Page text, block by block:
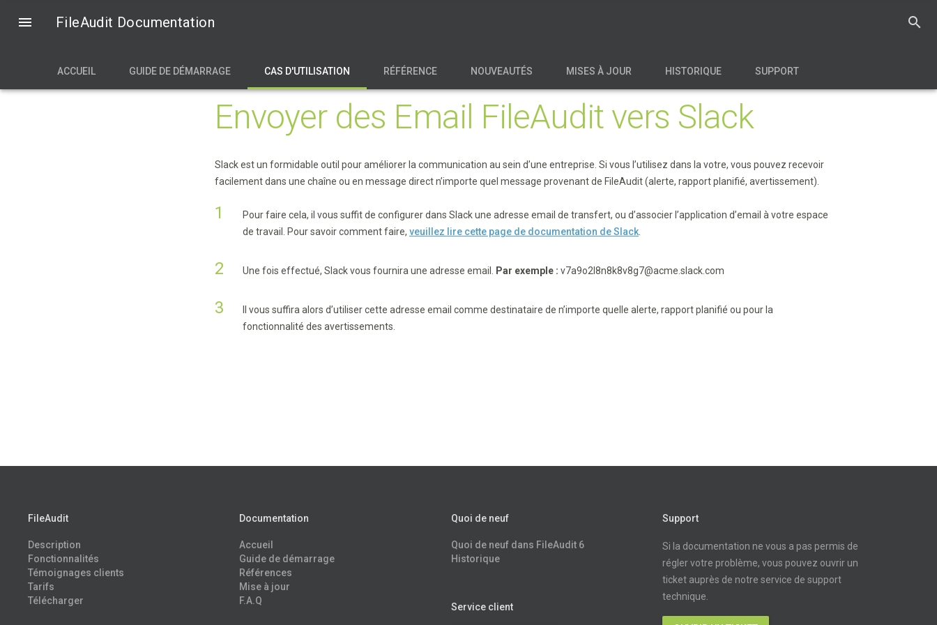
search
FileAudit Documentation
ACCUEIL GUIDE DE DÉMARRAGE CAS D'UTILISATION RÉFÉRENCE NOUVEAUTÉS MISES À JOUR HISTORIQUE SUPPORT
TÉLÉCHARGER

Envoyer des Email FileAudit vers Slack
Slack est un formidable outil pour améliorer la communication au sein d’une entreprise. Si vous l’utilisez dans la votre, vous pouvez recevoir
facilement dans une chaîne ou en message direct n’importe quel message provenant de FileAudit (alerte, rapport planifié, avertissement).
Pour faire cela, il vous suffit de configurer dans Slack une adresse email de transfert, ou d’associer l’application d’email à votre espace
de travail. Pour savoir comment faire, veuillez lire cette page de documentation de Slack
Une fois effectué, Slack vous fournira une adresse email. Par exemple : v7a9o2l8n8k8v8g7@acme.slack.com
Il vous suffira alors d’utiliser cette adresse email comme destinataire de n’importe quelle alerte, rapport planifié ou pour la
fonctionnalité des avertissements.
FileAudit
Description
Fonctionnalités
Témoignages clients
Tarifs
Télécharger
Documentation
Accueil
Guide de démarrage
Références
Mise à jour
F.A.Q
Quoi de neuf
Quoi de neuf dans FileAudit 6
Historique
Service client
Support
Si la documentation ne vous a pas permis de
régler votre problème, vous pouvez ouvrir un
ticket auprès de notre service de support
technique.